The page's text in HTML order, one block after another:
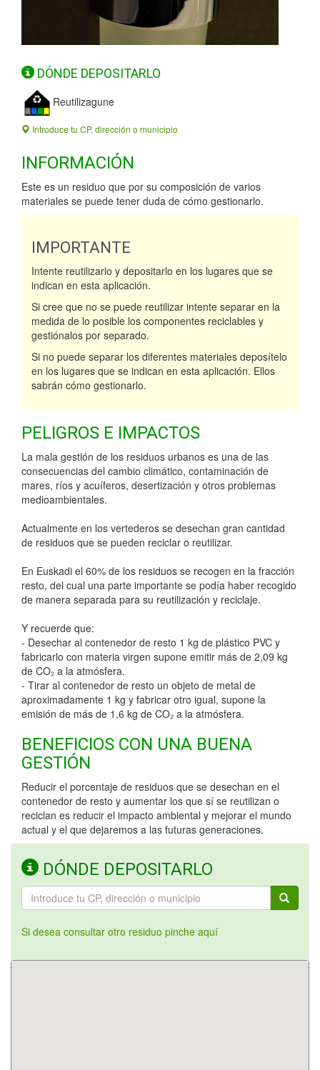
DÓNDE DEPOSITARLO
Reutilizagune
Introduce tu CP, dirección o municipio
INFORMACIÓN
Este es un residuo que por su composición de varios
materiales se puede tener duda de cómo gestionarlo.
IMPORTANTE
Intente reutilizarlo y depositarlo en los lugares que se
indican en esta aplicación.
Si cree que no se puede reutilizar intente separar en la
medida de lo posible los componentes reciclables y
gestiónalos por separado.
Si no puede separar los diferentes materiales deposítelo
en los lugares que se indican en esta aplicación. Ellos
sabrán cómo gestionarlo.
PELIGROS E IMPACTOS
La mala gestión de los residuos urbanos es una de las
consecuencias del cambio climático, contaminación de
mares, ríos y acuíferos, desertización y otros problemas
medioambientales.
Actualmente en los vertederos se desechan gran cantidad
de residuos que se pueden reciclar o reutilizar.
En Euskadi el 60% de los residuos se recogen en la fracción
resto, del cual una parte importante se podía haber recogido
de manera separada para su reutilización y reciclaje.
Y recuerde que:
- Desechar al contenedor de resto 1 kg de plástico PVC y
fabricarlo con materia virgen supone emitir más de 2,09 kg
de CO₂ a la atmósfera.
- Tirar al contenedor de resto un objeto de metal de
aproximadamente 1 kg y fabricar otro igual, supone la
emisión de más de 1,6 kg de CO₂ a la atmósfera.
BENEFICIOS CON UNA BUENA
GESTIÓN
Reducir el porcentaje de residuos que se desechan en el
contenedor de resto y aumentar los que sí se reutilizan o
reciclan es reducir el impacto ambiental y mejorar el mundo
actual y el que dejaremos a las futuras generaciones.
DÓNDE DEPOSITARLO
Si desea consultar otro residuo pinche aquí